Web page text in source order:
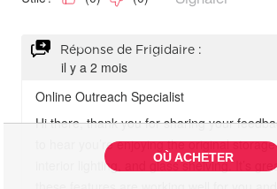
OÙ ACHETER